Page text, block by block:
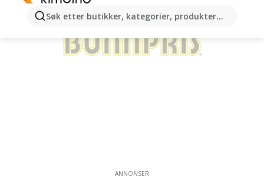
Søk etter butikker, kategorier, produkter...
ANNONSER